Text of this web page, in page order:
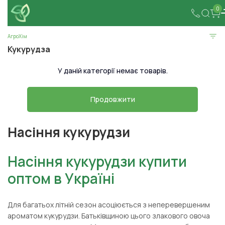
0
АгроХім
Кукурудза
У даній категорії немає товарів.
Продовжити
Насіння кукурудзи
Насіння кукурудзи купити
оптом в Україні
Для багатьох літній сезон асоціюється з неперевершеним
ароматом кукурудзи. Батьківщиною цього злакового овоча